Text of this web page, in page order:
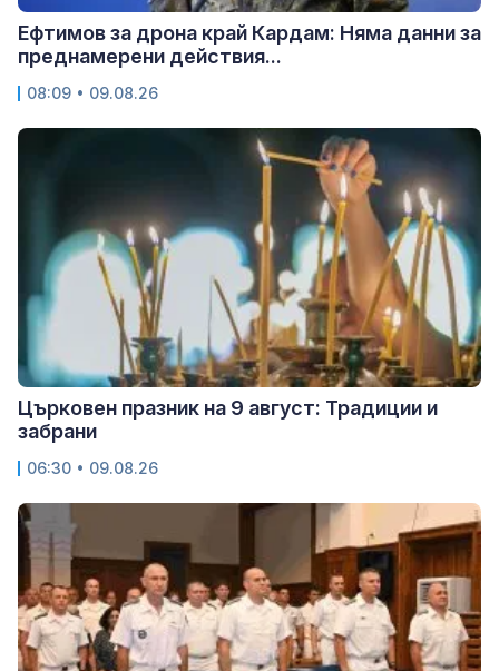
Ефтимов за дрона край Кардам: Няма данни за
преднамерени действия...
08:09 • 09.08.26
Църковен празник на 9 август: Традиции и
забрани
06:30 • 09.08.26